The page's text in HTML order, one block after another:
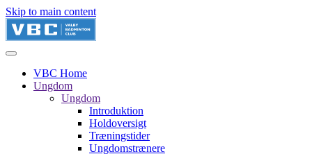
Skip to main content
VBC Home
Ungdom
Ungdom
Introduktion
Holdoversigt
Træningstider
Ungdomstrænere